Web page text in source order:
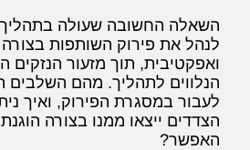
השאלה החשובה שעולה בתהליך
לנהל את פירוק השותפות
ואפקטיבית, תוך מזעור הנזקים
הנלווים לתהליך. מהם השלבים
לעבור במסגרת הפירוק, ואיך
הצדדים ייצאו ממנו בצורה
האפשר?